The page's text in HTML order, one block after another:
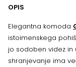
OPIS
Elegantna komoda
istoimenskega
jo sodoben videz in
shranjevanje ima